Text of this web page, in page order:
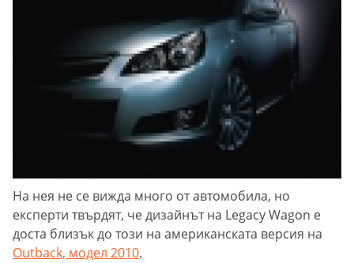
На нея не се вижда много от автомобила, но
експерти твърдят, че дизайнът на Legacy Wagon е
доста близък до този на американската версия на
Outback, модел 2010.